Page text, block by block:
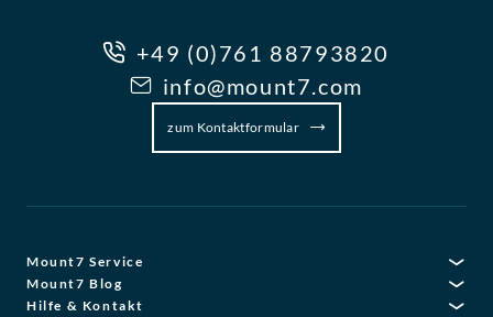
+49 (0)761 88793820
info@mount7.com
zum Kontaktformular
Mount7 Service
Mount7 Blog
Hilfe & Kontakt